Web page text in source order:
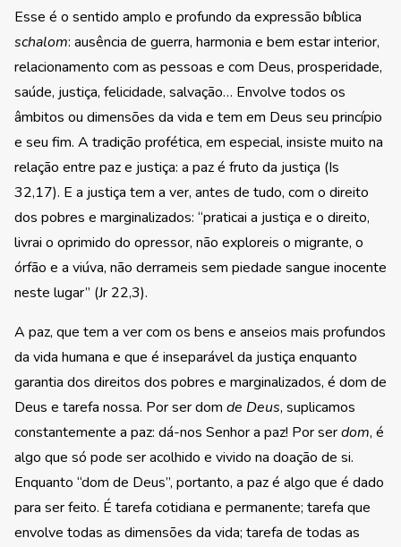
Esse é o sentido amplo e profundo da expressão bíblica
schalom: ausência de guerra, harmonia e bem estar interior,
relacionamento com as pessoas e com Deus, prosperidade,
saúde, justiça, felicidade, salvação… Envolve todos os
âmbitos ou dimensões da vida e tem em Deus seu princípio
e seu fim. A tradição profética, em especial, insiste muito na
relação entre paz e justiça: a paz é fruto da justiça (Is
32,17). E a justiça tem a ver, antes de tudo, com o direito
dos pobres e marginalizados: “praticai a justiça e o direito,
livrai o oprimido do opressor, não exploreis o migrante, o
órfão e a viúva, não derrameis sem piedade sangue inocente
neste lugar” (Jr 22,3).
A paz, que tem a ver com os bens e anseios mais profundos
da vida humana e que é inseparável da justiça enquanto
garantia dos direitos dos pobres e marginalizados, é dom de
Deus e tarefa nossa. Por ser dom de Deus, suplicamos
constantemente a paz: dá-nos Senhor a paz! Por serdom, é
algo que só pode ser acolhido e vivido na doação de si.
Enquanto “dom de Deus”, portanto, a paz é algo que é dado
para ser feito. É tarefa cotidiana e permanente; tarefa que
envolve todas as dimensões da vida; tarefa de todas as